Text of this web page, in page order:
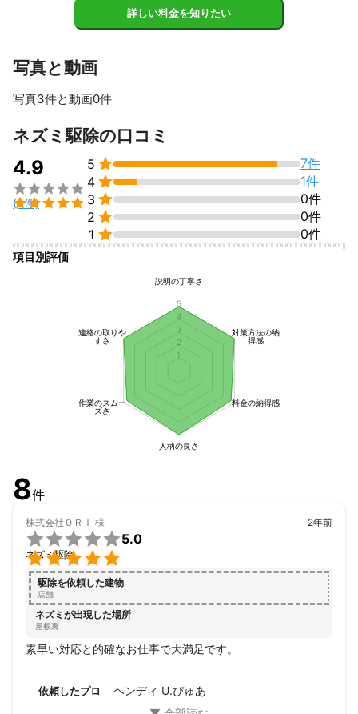
詳しい料金を知りたい
写真と動画
写真3件と動画0件
ネズミ駆除の口コミ
4.9


(8件)
5 
7件
4 
1件
3 
0件
2 
0件
1  0件
項目別評価
説明の丁寧さ
対策方法の納
得感
料金の納得感
人柄の良さ
作業のスムー
ズさ
連絡の取りや
すさ
1
2
3
4
5
8件
株式会社ＯＲＩ 様


5.0
ネズミ駆除
2年前
駆除を依頼した建物
店舗
ネズミが出現した場所
屋根裏
素早い対応と的確なお仕事で大満足です。
依頼したプロ ヘンディ U.ぴゅあ